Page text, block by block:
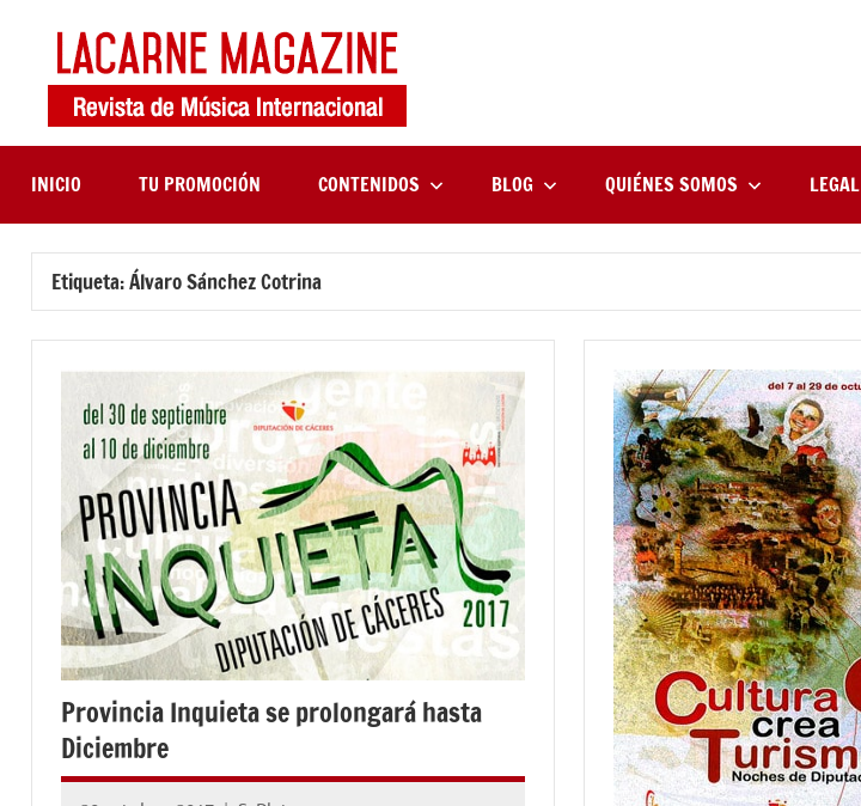
contenido
Magazine
música
internacional
INICIO TU PROMOCIÓN CONTENIDOS BLOG QUIÉNES SOMOS LEGAL
Etiqueta:Álvaro Sánchez Cotrina
Provincia Inquieta se prolongará hasta
Diciembre